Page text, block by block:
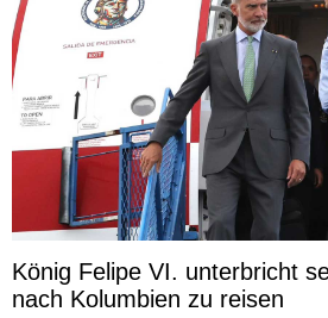
König Felipe VI. unterbricht
nach Kolumbien zu reisen